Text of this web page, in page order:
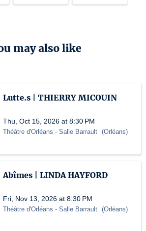
may also like
Lutte.s | THIERRY MICOUIN
Thu, Oct 15, 2026 at 8:30 PM
Théâtre d'Orléans - Salle Barrault (Orléans)
Abîmes | LINDA HAYFORD
Fri, Nov 13, 2026 at 8:30 PM
Théâtre d'Orléans - Salle Barrault (Orléans)